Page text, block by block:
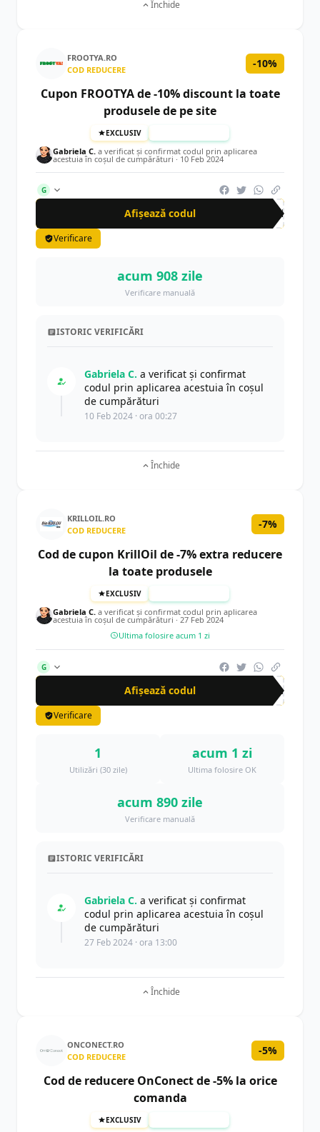
Închide
FROOTYA.RO
COD REDUCERE
-10%
Cupon FROOTYA de -10% discount la toate
produsele de pe site
EXCLUSIV
Gabriela C. a verificat și confirmat codul prin aplicarea
acestuia în coșul de cumpărături · 10 Feb 2024
G
Afișează codul CRN
Verificare
acum 908 zile
Verificare manuală
ISTORIC VERIFICĂRI
Gabriela C. a verificat și confirmat
codul prin aplicarea acestuia în coșul
de cumpărături
10 Feb 2024 · ora 00:27
Închide
KRILLOIL.RO
COD REDUCERE
-7%
Cod de cupon KrillOil de -7% extra reducere
la toate produsele
EXCLUSIV
Gabriela C. a verificat și confirmat codul prin aplicarea
acestuia în coșul de cumpărături · 27 Feb 2024
Ultima folosire acum 1 zi
G
Afișează codul Cup
Verificare
1
Utilizări (30 zile)
acum 1 zi
Ultima folosire OK
acum 890 zile
Verificare manuală
ISTORIC VERIFICĂRI
Gabriela C. a verificat și confirmat
codul prin aplicarea acestuia în coșul
de cumpărături
27 Feb 2024 · ora 13:00
Închide
ONCONECT.RO
COD REDUCERE
-5%
Cod de reducere OnConect de -5% la orice
comanda
EXCLUSIV